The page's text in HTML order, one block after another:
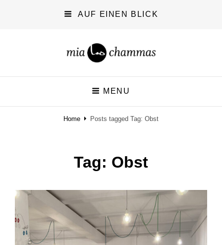
AUF EINEN BLICK
miachammas
exploring pattern MENU
Home Posts tagged Tag: Obst
Tag: Obst